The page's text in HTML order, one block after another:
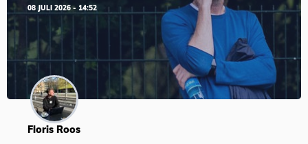
08 JULI 2026 - 14:52
Floris Roos